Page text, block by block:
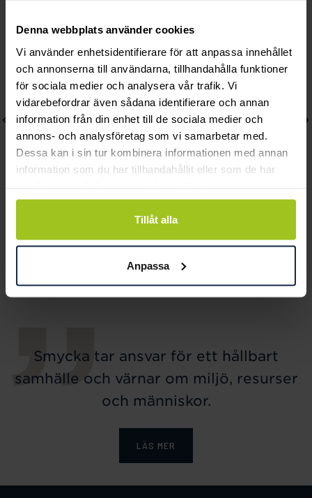
Denna webbplats använder cookies
Vi använder enhetsidentifierare för att anpassa innehållet
och annonserna till användarna, tillhandahålla funktioner
för sociala medier och analysera vår trafik. Vi
vidarebefordrar även sådana identifierare och annan
information från din enhet till de sociala medier och
annons- och analysföretag som vi samarbetar med.
Dessa kan i sin tur kombinera informationen med annan
information som du har tillhandahållit eller som de har
Tillåt alla
Anpassa
Guldhalsband
Light Rose
Pris
895 kr
Smycka tar ansvar för ett hållbart
samhälle och värnar om miljö, resurser
och människor.
LÄS MER